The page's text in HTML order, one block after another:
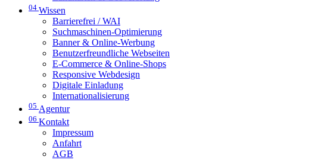
04 Wissen
Barrierefrei / WAI
Suchmaschinen-Optimierung
Banner & Online-Werbung
Benutzerfreundliche Webseiten
E-Commerce & Online-Shops
Responsive Webdesign
Digitale Einladung
Internationalisierung
05 Agentur
06 Kontakt
Impressum
Anfahrt
AGB